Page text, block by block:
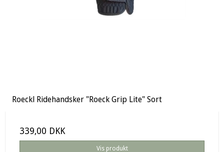
Roeckl Ridehandsker "Roeck Grip Lite" Sort
339,00 DKK
Vis produkt